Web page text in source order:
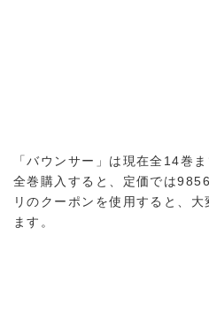
「バウンサー」は現在全14巻
全巻購入すると、定価では
リのクーポンを使用すると、
ます。